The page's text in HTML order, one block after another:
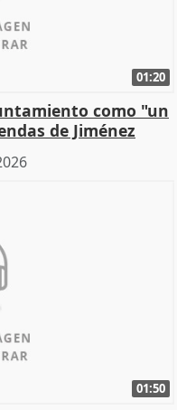
01:20
como "un
de Jiménez
01:50